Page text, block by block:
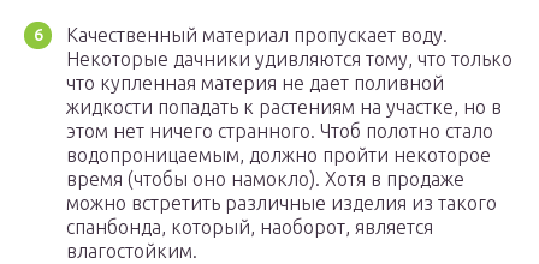
Качественный материал пропускает воду.
Некоторые дачники удивляются тому, что только
что купленная материя не дает поливной
жидкости попадать к растениям на участке, но в
этом нет ничего странного. Чтоб полотно стало
водопроницаемым, должно пройти некоторое
время (чтобы оно намокло). Хотя в продаже
можно встретить различные изделия из такого
спанбонда, который, наоборот, является
влагостойким.